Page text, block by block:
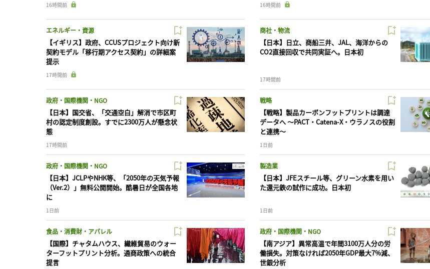
16時間前 16時間前
エネルギー・資源
【イギリス】政府、CCUSプロジェクト向け新
契約モデル「移行期アクセス契約」の詳細案
提示
17時間前
商社・物流
【日本】日立、商船三井、JAL、海洋からの
CO2直接回収で共同実証へ。日本初
17時間前
政府・国際機関・NGO
【日本】国交省、「交通空白」解消で市区町
村の認定制度創設。すでに2300万人が懸念状
態
17時間前
戦略
【戦略】製品カーボンフットプリントは調達
データへ 〜PACT・Catena-X・ウラノスの役割
と連携〜
1日前
政府・国際機関・NGO
【日本】JCLPやNHK等、「2050年の天気予報
（Ver.2）」無料公開開始。酷暑日が全国各地
に
1日前
製造業
【日本】JFEスチール等、グリーン水素を用い
た還元鉄の試作に成功。日本初
1日前
食品・消費財・アパレル
【国際】チャタムハウス、繊維貿易のウォー
ターフットプリント分析。通商政策への統合
提言
政府・国際機関・NGO
【南アジア】異常高温で年間3100万人分の労
働損失。対策なければ2050年GDP最大7%減、
世銀分析